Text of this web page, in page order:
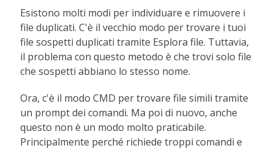
Esistono molti modi per individuare e rimuovere i
file duplicati. C'è il vecchio modo per trovare i tuoi
file sospetti duplicati tramite Esplora file. Tuttavia,
il problema con questo metodo è che trovi solo file
che sospetti abbiano lo stesso nome.
Ora, c'è il modo CMD per trovare file simili tramite
un prompt dei comandi. Ma poi di nuovo, anche
questo non è un modo molto praticabile.
Principalmente perché richiede troppi comandi e